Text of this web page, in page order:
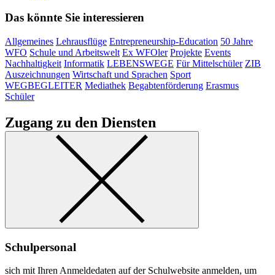
Das könnte Sie interessieren
Allgemeines Lehrausflüge Entrepreneurship-Education 50 Jahre
WFO Schule und Arbeitswelt Ex WFOler Projekte Events
Nachhaltigkeit Informatik LEBENSWEGE Für Mittelschüler ZIB
Auszeichnungen Wirtschaft und Sprachen Sport
WEGBEGLEITER Mediathek Begabtenförderung Erasmus
Schüler
Zugang zu den Diensten
Schulpersonal
sich mit Ihren Anmeldedaten auf der Schulwebsite anmelden, um